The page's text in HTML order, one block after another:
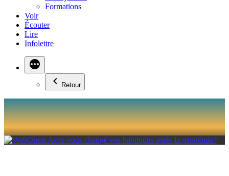
Formations
Voir
Écouter
Lire
Infolettre
Retour